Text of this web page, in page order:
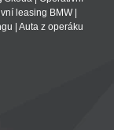
leasing BMW|
Auta z operáku